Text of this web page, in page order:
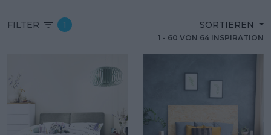
FILTER 1 SORTIEREN
1 - 60 VON 64 INSPIRATION